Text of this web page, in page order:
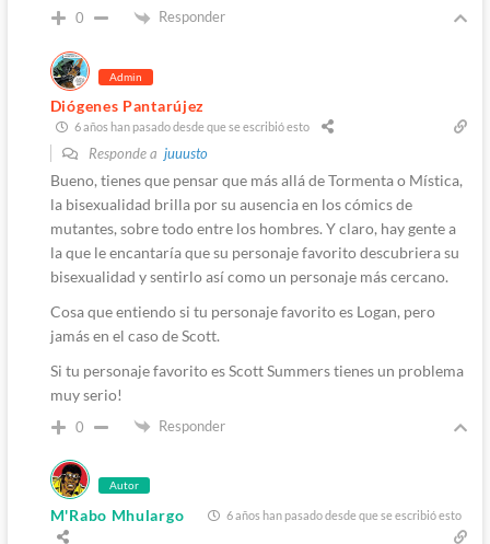
0 Responder
Admin
Diógenes Pantarújez
6 años han pasado desde que se escribió esto
Responde a juuusto
Bueno, tienes que pensar que más allá de Tormenta o Mística,
la bisexualidad brilla por su ausencia en los cómics de
mutantes, sobre todo entre los hombres. Y claro, hay gente a
la que le encantaría que su personaje favorito descubriera su
bisexualidad y sentirlo así como un personaje más cercano.
Cosa que entiendo si tu personaje favorito es Logan, pero
jamás en el caso de Scott.
Si tu personaje favorito es Scott Summers tienes un problema
muy serio!
0 Responder
Autor
M'Rabo Mhulargo 6 años han pasado desde que se escribió esto